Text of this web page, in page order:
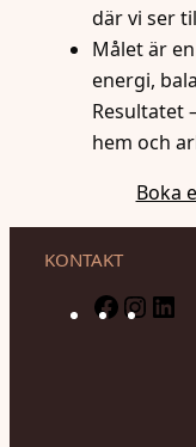
där vi ser
Målet är
energi,
Resultatet
hem och
Boka
KONTAKT
F